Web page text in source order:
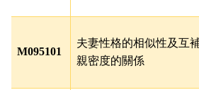
M095101
夫妻性格的相似性及互
親密度的關係